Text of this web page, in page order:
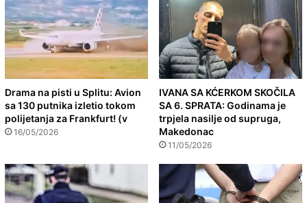
Drama na pisti u Splitu: Avion
sa 130 putnika izletio tokom
polijetanja za Frankfurt! (v
16/05/2026
IVANA SA KĆERKOM SKOČILA
SA 6. SPRATA: Godinama je
trpjela nasilje od supruga,
Makedonac
11/05/2026